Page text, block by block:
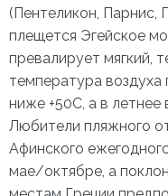
(Пентеликон, Парнис,
плещется Эгейское
превалирует мягкий,
температура воздуха
ниже +50С, а в летнее
Любители пляжного
Афинского
мае/октябре, а